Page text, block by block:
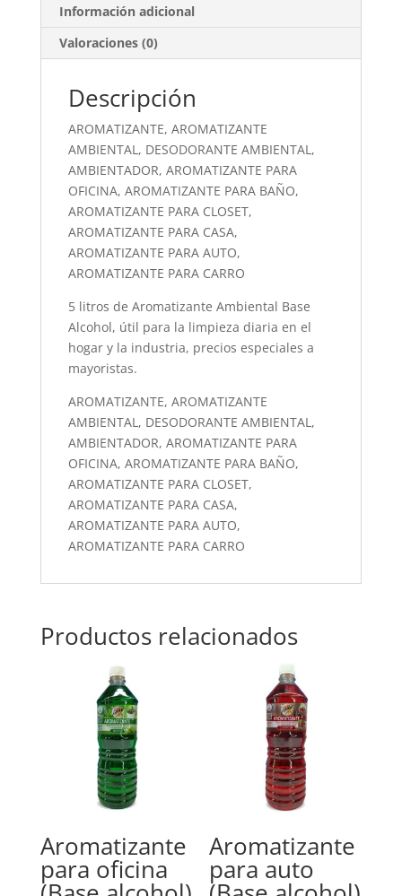
Información adicional
Valoraciones (0)
Descripción
AROMATIZANTE, AROMATIZANTE
AMBIENTAL, DESODORANTE AMBIENTAL,
AMBIENTADOR, AROMATIZANTE PARA
OFICINA, AROMATIZANTE PARA BAÑO,
AROMATIZANTE PARA CLOSET,
AROMATIZANTE PARA CASA,
AROMATIZANTE PARA AUTO,
AROMATIZANTE PARA CARRO
5 litros de Aromatizante Ambiental Base
Alcohol, útil para la limpieza diaria en el
hogar y la industria, precios especiales a
mayoristas.
AROMATIZANTE, AROMATIZANTE
AMBIENTAL, DESODORANTE AMBIENTAL,
AMBIENTADOR, AROMATIZANTE PARA
OFICINA, AROMATIZANTE PARA BAÑO,
AROMATIZANTE PARA CLOSET,
AROMATIZANTE PARA CASA,
AROMATIZANTE PARA AUTO,
AROMATIZANTE PARA CARRO
Productos relacionados
Aromatizante
para oficina
Aromatizante
para auto